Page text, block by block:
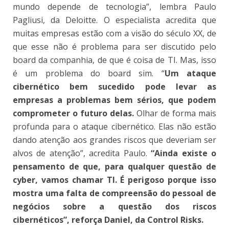
mundo depende de tecnologia”, lembra Paulo
Pagliusi, da Deloitte. O especialista acredita que
muitas empresas estão com a visão do século XX, de
que esse não é problema para ser discutido pelo
board da companhia, de que é coisa de TI. Mas, isso
é um problema do board sim. “Um ataque
cibernético bem sucedido pode levar as
empresas a problemas bem sérios, que podem
comprometer o futuro delas. Olhar de forma mais
profunda para o ataque cibernético. Elas não estão
dando atenção aos grandes riscos que deveriam ser
alvos de atenção”, acredita Paulo.“Ainda existe o
pensamento de que, para qualquer questão de
cyber, vamos chamar TI. É perigoso porque isso
mostra uma falta de compreensão do pessoal de
negócios sobre a questão dos riscos
cibernéticos”, reforça Daniel, da Control Risks.